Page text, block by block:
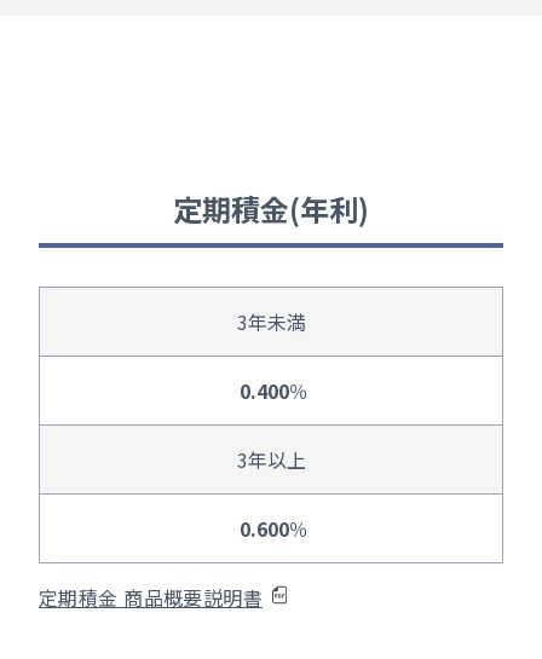
定期積金(年利)
3年未満
0.400％
3年以上
0.600％
定期積金 商品概要説明書